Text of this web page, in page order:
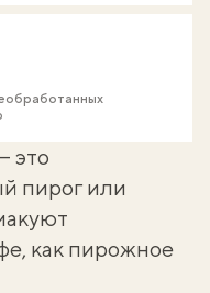
это
пирог или
как пирожное